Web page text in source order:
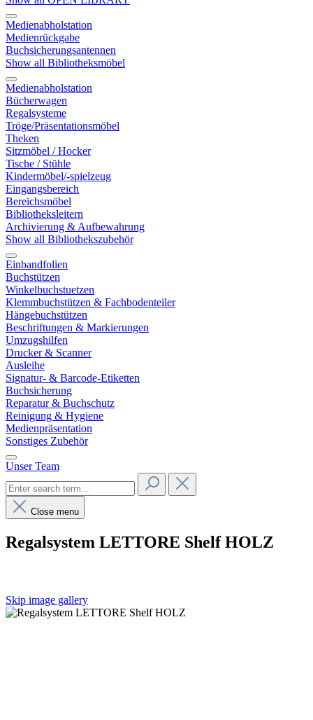
Medienabholstation
Medienrückgabe
Buchsicherungsantennen
Show all Bibliotheksmöbel
Medienabholstation
Bücherwagen
Regalsysteme
Tröge/Präsentationsmöbel
Theken
Sitzmöbel / Hocker
Tische / Stühle
Kindermöbel/-spielzeug
Eingangsbereich
Bereichsmöbel
Bibliotheksleitern
Archivierung & Aufbewahrung
Show all Bibliothekszubehör
Einbandfolien
Buchstützen
Winkelbuchstuetzen
Klemmbuchstützen & Fachbodenteiler
Hängebuchstützen
Beschriftungen & Markierungen
Umzugshilfen
Drucker & Scanner
Ausleihe
Signatur- & Barcode-Etiketten
Buchsicherung
Reparatur & Buchschutz
Reinigung & Hygiene
Medienpräsentation
Sonstiges Zubehör
Unser Team
Close menu
Regalsystem LETTORE Shelf HOLZ
Skip image gallery